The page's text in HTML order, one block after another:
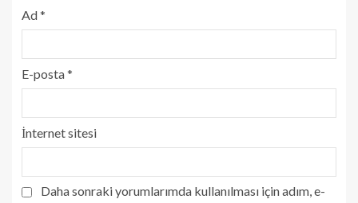
Ad*
E-posta*
İnternet sitesi
Daha sonraki yorumlarımda kullanılması için adım, e-